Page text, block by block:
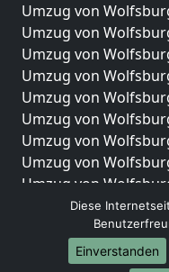
Umzug von
Umzug von
Umzug von
Umzug von
Umzug von
Umzug von
Umzug von
Umzug von
Umzug von
Umzug von
Umzug von
Umzug von
Diese
Einverstanden